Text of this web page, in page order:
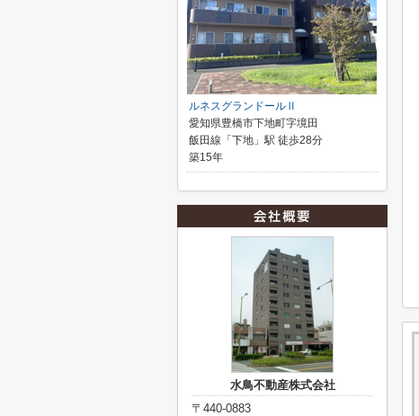
ルネスグランドールⅡ
愛知県豊橋市下地町字境田
飯田線「下地」駅 徒歩28分
築15年
水鳥不動産株式会社
〒440-0883